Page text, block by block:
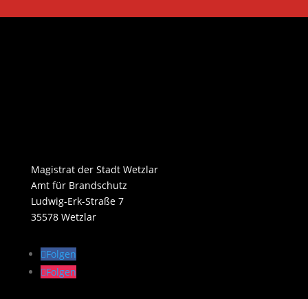
Magistrat der Stadt Wetzlar
Amt für Brandschutz
Ludwig-Erk-Straße 7
35578 Wetzlar
Folgen
Folgen